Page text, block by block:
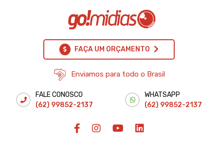
FAÇA UM ORÇAMENTO
Enviamos para todo o Brasil
FALE CONOSCO
(62) 99852-2137
WHATSAPP
(62) 99852-2137